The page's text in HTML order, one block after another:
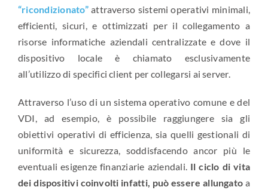
“ricondizionato” attraverso sistemi operativi minimali,
efficienti, sicuri, e ottimizzati per il collegamento a
risorse informatiche aziendali centralizzate e dove il
dispositivo locale è chiamato esclusivamente
all’utilizzo di specifici client per collegarsi ai server.
Attraverso l’uso di un sistema operativo comune e del
VDI, ad esempio, è possibile raggiungere sia gli
obiettivi operativi di efficienza, sia quelli gestionali di
uniformità e sicurezza, soddisfacendo ancor più le
eventuali esigenze finanziarie aziendali. Il ciclo di vita
dei dispositivi coinvolti infatti, può essere allungato a